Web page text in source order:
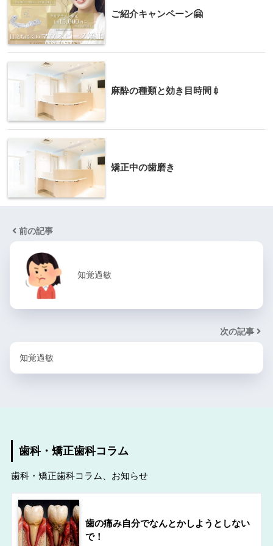
ご紹介キャンペーン🤗
麻酔の種類と効き目時間💉
矯正中の歯磨き
前の記事
知覚過敏
次の記事
知覚過敏
歯科・矯正歯科コラム
歯科・矯正歯科コラム、お知らせ
歯の痛み自分でなんとかしようとしない
で！